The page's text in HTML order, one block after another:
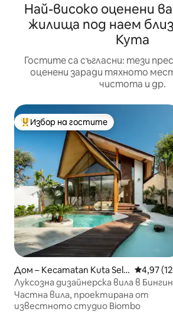
Най-високо оценени
жилища под наем
Кута
Гостите са съгласни: тези
оценени заради тяхното
чистота и др.
Най-популярен избор на гостите
Избор на гостите
Дом – Kecamatan Kuta Sela
tan
Средна
4,97
Луксозна дизайнерска вила в
Частен басейн
Частна вила, проектирана от
известното студио Biombo